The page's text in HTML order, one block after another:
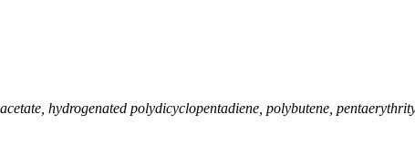
hydrogenated polydicyclopentadiene, polybutene,